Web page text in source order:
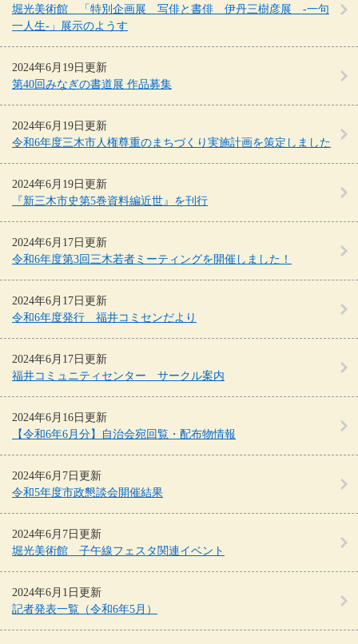
堀光美術館 「特別企画展 写俳と書俳 伊丹三樹彦展 -一句
一人生-」展示のようす
2024年6月19日更新
第40回みなぎの書道展 作品募集
2024年6月19日更新
令和6年度三木市人権尊重のまちづくり実施計画を策定しました
2024年6月19日更新
『新三木市史第5巻資料編近世』を刊行
2024年6月17日更新
令和6年度第3回三木若者ミーティングを開催しました！
2024年6月17日更新
令和6年度発行 福井コミセンだより
2024年6月17日更新
福井コミュニティセンター サークル案内
2024年6月16日更新
【令和6年6月分】自治会宛回覧・配布物情報
2024年6月7日更新
令和5年度市政懇談会開催結果
2024年6月7日更新
堀光美術館 子午線フェスタ関連イベント
2024年6月1日更新
記者発表一覧（令和6年5月）